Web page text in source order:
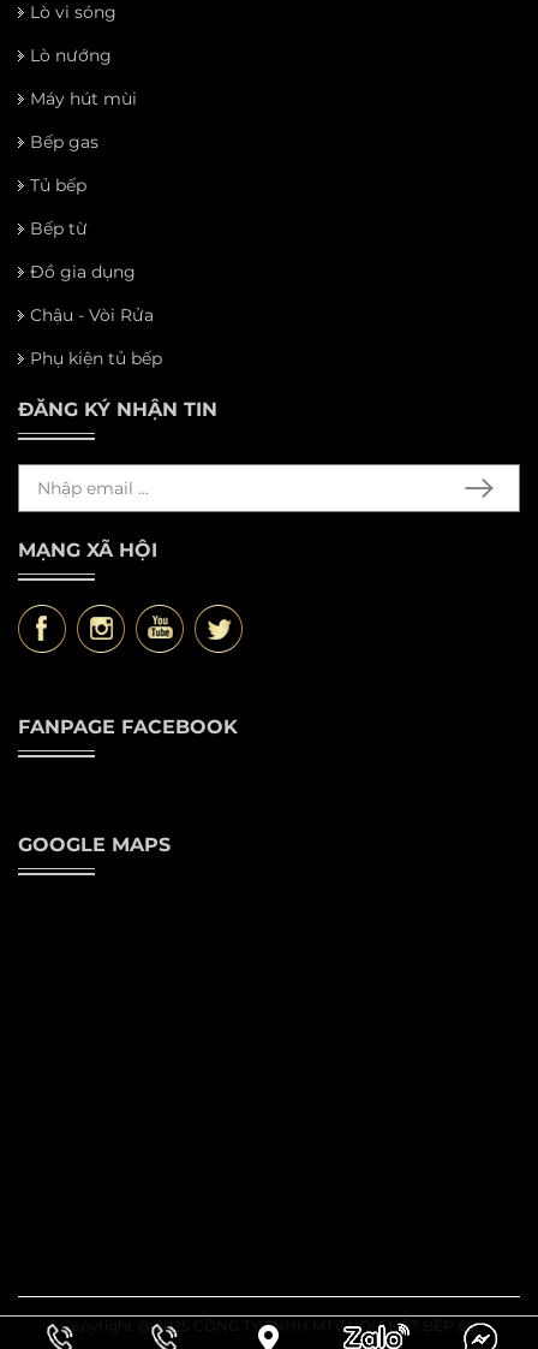
Lò vi sóng
Lò nướng
Máy hút mùi
Bếp gas
Tủ bếp
Bếp từ
Đồ gia dụng
Chậu - Vòi Rửa
Phụ kiện tủ bếp
ĐĂNG KÝ NHẬN TIN
MẠNG XÃ HỘI
FANPAGE FACEBOOK
GOOGLE MAPS
Copyright @ 2025 CÔNG TY TNHH MTV NỘI THẤT BẾP 66.